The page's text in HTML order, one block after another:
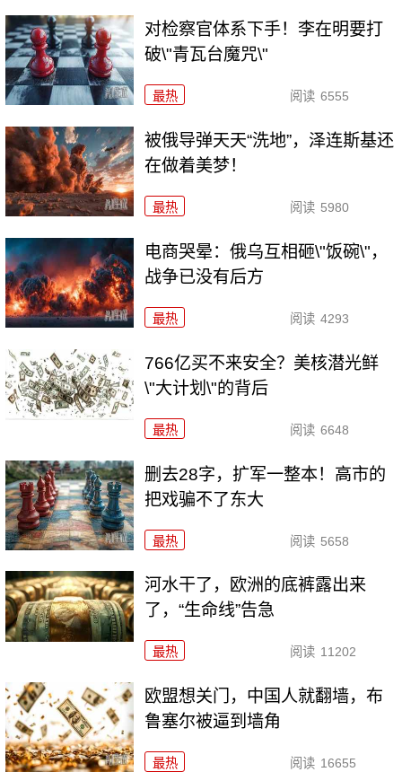
对检察官体系下手！李在明要打
破\"青瓦台魔咒\"
最热 阅读 6555
被俄导弹天天“洗地”，泽连斯基还
在做着美梦！
最热 阅读 5980
电商哭晕：俄乌互相砸\"饭碗\"，
战争已没有后方
最热 阅读 4293
766亿买不来安全？美核潜光鲜
\"大计划\"的背后
最热 阅读 6648
删去28字，扩军一整本！高市的
把戏骗不了东大
最热 阅读 5658
河水干了，欧洲的底裤露出来
了，“生命线”告急
最热 阅读 11202
欧盟想关门，中国人就翻墙，布
鲁塞尔被逼到墙角
最热 阅读 16655